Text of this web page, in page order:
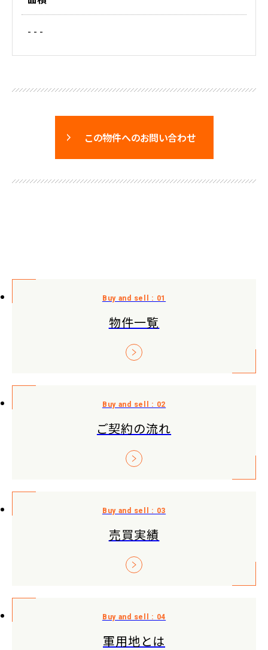
- - -
この物件へのお問い合わせ
物件一覧
ご契約の流れ
売買実績
軍用地とは